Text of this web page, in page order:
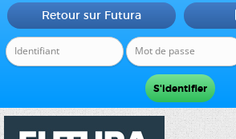
Retour sur Futura